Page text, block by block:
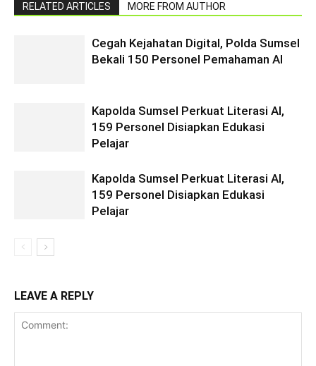
RELATED ARTICLES MORE FROM AUTHOR
Cegah Kejahatan Digital, Polda Sumsel
Bekali 150 Personel Pemahaman AI
Kapolda Sumsel Perkuat Literasi AI,
159 Personel Disiapkan Edukasi
Pelajar
Kapolda Sumsel Perkuat Literasi AI,
159 Personel Disiapkan Edukasi
Pelajar
LEAVE A REPLY